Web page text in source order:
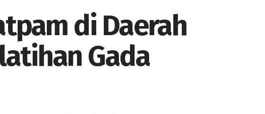
di Daerah
Gada